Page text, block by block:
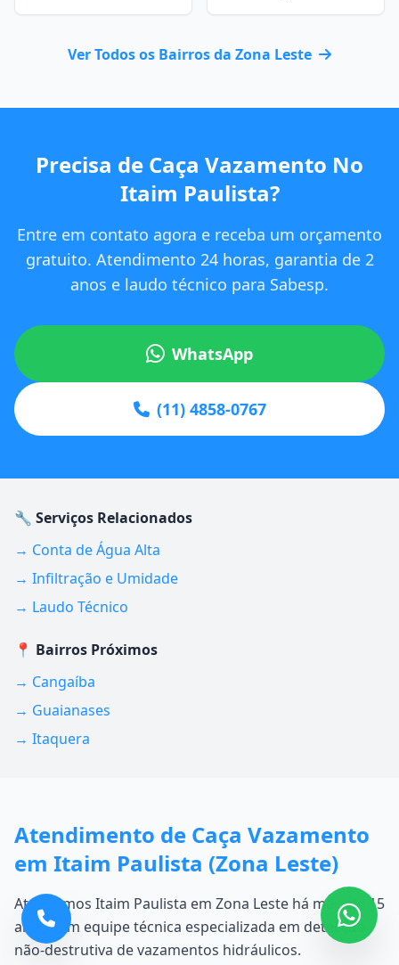
Ver Todos os Bairros da Zona Leste
Precisa de Caça Vazamento No
Itaim Paulista?
Entre em contato agora e receba um orçamento
gratuito. Atendimento 24 horas, garantia de 2
anos e laudo técnico para Sabesp.
WhatsApp
(11) 4858-0767
🔧 Serviços Relacionados
→ Conta de Água Alta
→ Infiltração e Umidade
→ Laudo Técnico
📍 Bairros Próximos
→ Cangaíba
→ Guaianases
→ Itaquera
Atendimento de Caça Vazamento
em Itaim Paulista (Zona Leste)
Atendemos Itaim Paulista em Zona Leste há mais de 15
anos com equipe técnica especializada em detecção
não-destrutiva de vazamentos hidráulicos.